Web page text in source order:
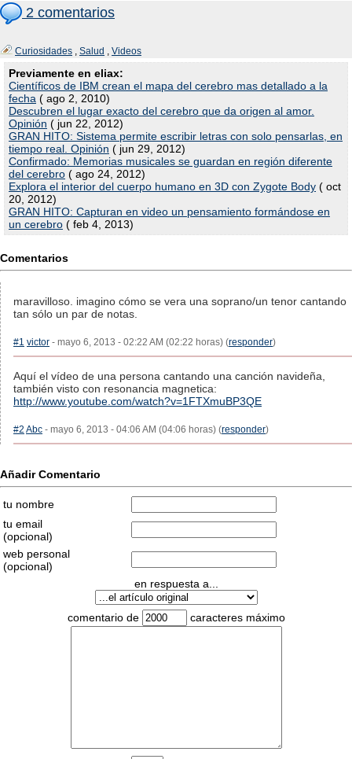
2 comentarios
Curiosidades , Salud , Videos
Previamente en eliax:
Científicos de IBM crean el mapa del cerebro mas detallado a la
fecha ( ago 2, 2010)
Descubren el lugar exacto del cerebro que da origen al amor.
Opinión ( jun 22, 2012)
GRAN HITO: Sistema permite escribir letras con solo pensarlas, en
tiempo real. Opinión ( jun 29, 2012)
Confirmado: Memorias musicales se guardan en región diferente
del cerebro ( ago 24, 2012)
Explora el interior del cuerpo humano en 3D con Zygote Body ( oct
20, 2012)
GRAN HITO: Capturan en video un pensamiento formándose en
un cerebro ( feb 4, 2013)
Comentarios
maravilloso. imagino cómo se vera una soprano/un tenor cantando
tan sólo un par de notas.
#1 victor - mayo 6, 2013 - 02:22 AM (02:22 horas) (responder)
Aquí el vídeo de una persona cantando una canción navideña,
también visto con resonancia magnetica:
http://www.youtube.com/watch?v=1FTXmuBP3QE
#2 Abc - mayo 6, 2013 - 04:06 AM (04:06 horas) (responder)
Añadir Comentario
tu nombre
tu email
(opcional)
web personal
(opcional)
en respuesta a...
comentario de caracteres máximo